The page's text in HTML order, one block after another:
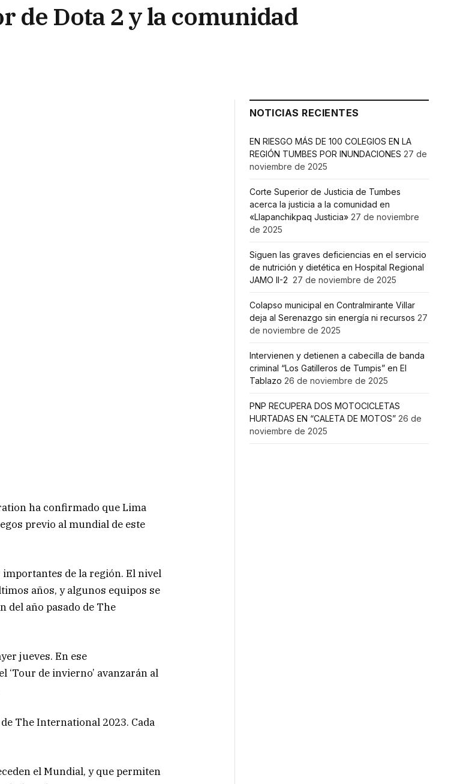
de Dota 2 y la comunidad
ha confirmado que Lima
previo al mundial de este
importantes de la región. El nivel
años, y algunos equipos se
del año pasado de The
jueves. En ese
‘Tour de invierno’ avanzarán al
The International 2023. Cada
el Mundial, y que permiten
NOTICIAS RECIENTES
EN RIESGO MÁS DE 100 COLEGIOS EN LA
REGIÓN TUMBES POR INUNDACIONES 27 de
noviembre de 2025
Corte Superior de Justicia de Tumbes
acerca la justicia a la comunidad en
«Llapanchikpaq Justicia» 27 de noviembre
de 2025
Siguen las graves deficiencias en el servicio
de nutrición y dietética en Hospital Regional
JAMO II-2 27 de noviembre de 2025
Colapso municipal en Contralmirante Villar
deja al Serenazgo sin energía ni recursos 27
de noviembre de 2025
Intervienen y detienen a cabecilla de banda
criminal “Los Gatilleros de Tumpis” en El
Tablazo 26 de noviembre de 2025
PNP RECUPERA DOS MOTOCICLETAS
HURTADAS EN “CALETA DE MOTOS” 26 de
noviembre de 2025